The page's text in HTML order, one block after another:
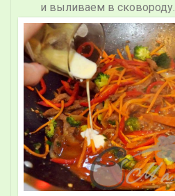
и выливаем в сковороду.